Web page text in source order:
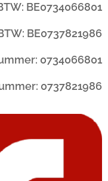
BE0734066801
BE0737821986
0734066801
0737821986